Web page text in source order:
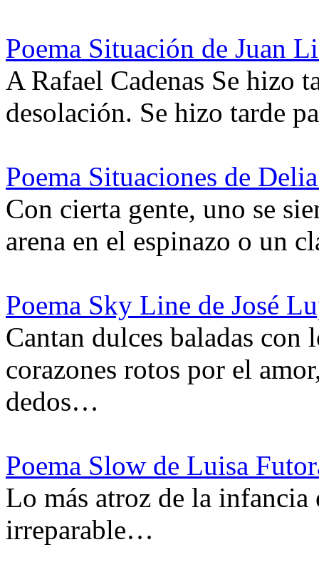
Poema Situación de Juan
A Rafael Cadenas Se hizo
desolación. Se hizo tarde
Poema Situaciones de
Con cierta gente, uno se
arena en el espinazo o un
Poema Sky Line de José
Cantan dulces baladas
corazones rotos por el
dedos…
Poema Slow de Luisa
Lo más atroz de la
irreparable…